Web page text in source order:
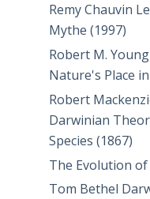
Remy Chauvin
Mythe (1997)
Robert M.
Nature's Place
Robert
Darwinian
Species (1867)
The Evolution
Tom Bethel